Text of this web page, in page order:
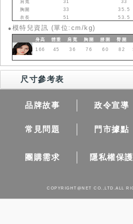
肩寬 31 33
胸圍
33 35.5
衣長
51 53.5
● 模特兒資訊 (單位:cm/kg)
身高 體重 肩寬 胸圍 腰圍 臀圍
166
45 36 76 60 82
尺寸參考表
品牌故事 政令宣導
常見問題 門市據點
團購需求 隱私權保護
COPYRIGHT@NET CO.,LTD.ALL